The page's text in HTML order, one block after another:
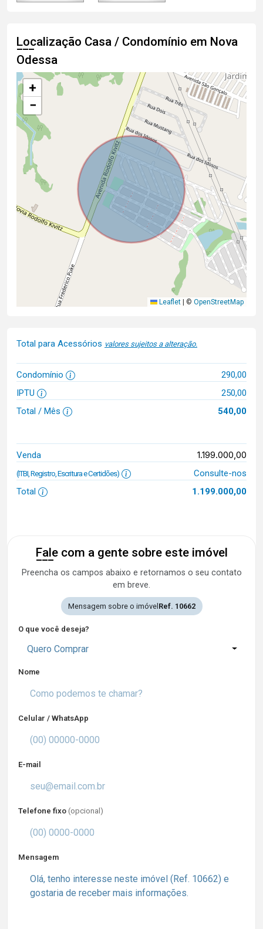
Localização Casa / Condomínio em Nova
Odessa
+
−
Leaflet | © OpenStreetMap
Total para Acessórios valores sujeitos a alteração.
Condomínio
290,00
IPTU
250,00
Total / Mês
540,00
Venda 1.199.000,00
(ITBI, Registro, Escritura e Certidões)
Consulte-nos
Total
1.199.000,00
Fale com a gente sobre este imóvel
Preencha os campos abaixo e retornamos o seu contato
em breve.
Mensagem sobre o imóvelRef. 10662
O que você deseja?
Quero Comprar
Nome
Celular / WhatsApp
E-mail
Telefone fixo (opcional)
Mensagem